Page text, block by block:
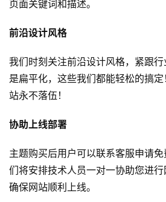
公
云
企
实
项
目
页面关键词和描述。
前沿设计风格
我们时刻关注前沿设计风格，紧跟
是扁平化，这些我们都能轻松的搞
站永不落伍！
协助上线部署
主题购买后用户可以联系客服申请
们将安排技术人员一对一协助您进行
确保网站顺利上线。